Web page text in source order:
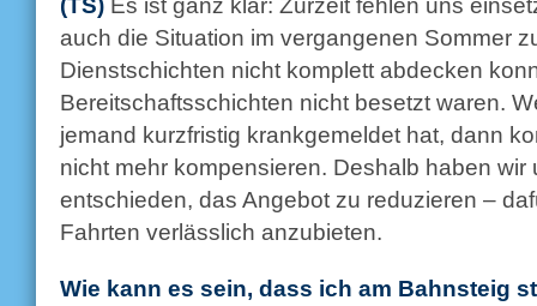
auch die Situation im vergangenen Sommer
Dienstschichten nicht komplett abdecken
Bereitschaftsschichten nicht besetzt waren.
jemand kurzfristig krankgemeldet hat, dann
nicht mehr kompensieren. Deshalb haben wir
entschieden, das Angebot zu reduzieren –
Fahrten verlässlich anzubieten.
Wie kann es sein, dass ich am Bahnsteig